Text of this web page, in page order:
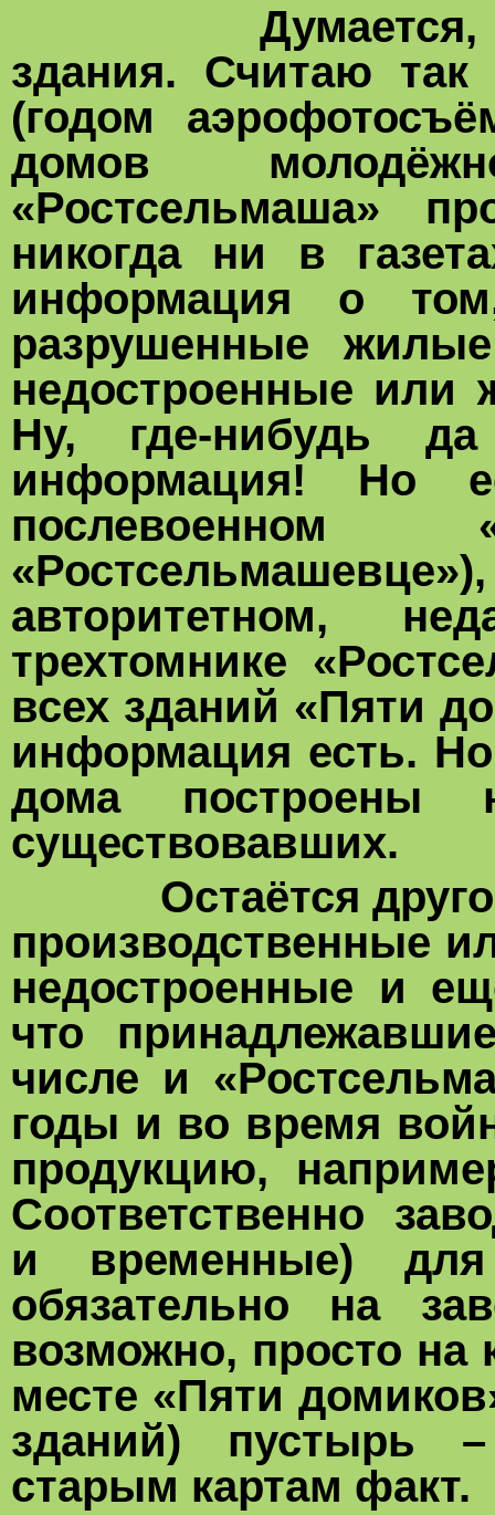
Думается, что
здания. Считаю
(годом
домов
«Ростсельмаша»
никогда ни в
информация о
разрушенные
недостроенные или
Ну, где-нибудь
информация! Но
авторитетном,
трехтомнике
всех зданий «Пяти
информация есть.
дома построены
существовавших.
Остаётся другой
производственные
недостроенные и
что
числе и
годы и во время
продукцию,
Соответственно
и временные)
обязательно на
возможно, просто на
месте «Пяти
зданий) пустырь
старым картам факт.